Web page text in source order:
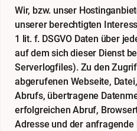
Wir, bzw. unser
unserer berechtigten
1 lit. f. DSGVO Daten über
auf dem sich dieser Dienst
Serverlogfiles). Zu den
abgerufenen Webseite,
Abrufs, übertragene
erfolgreichen Abruf,
Adresse und der anfragende